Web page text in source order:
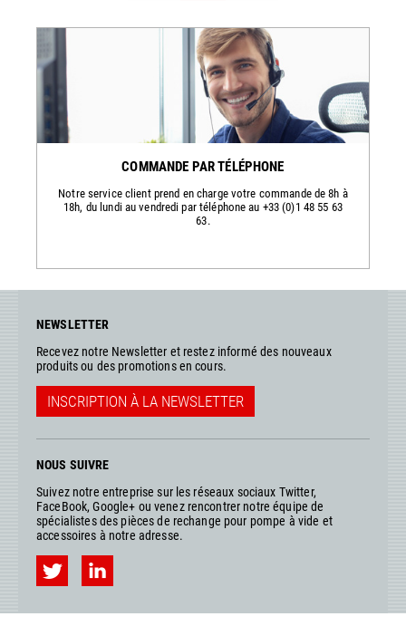
COMMANDE PAR TÉLÉPHONE
Notre service client prend en charge votre commande de 8h à
18h, du lundi au vendredi par téléphone au +33 (0)1 48 55 63
63.
NEWSLETTER
Recevez notre Newsletter et restez informé des nouveaux
produits ou des promotions en cours.
INSCRIPTION À LA NEWSLETTER
NOUS SUIVRE
Suivez notre entreprise sur les réseaux sociaux Twitter,
FaceBook, Google+ ou venez rencontrer notre équipe de
spécialistes des pièces de rechange pour pompe à vide et
accessoires à notre adresse.